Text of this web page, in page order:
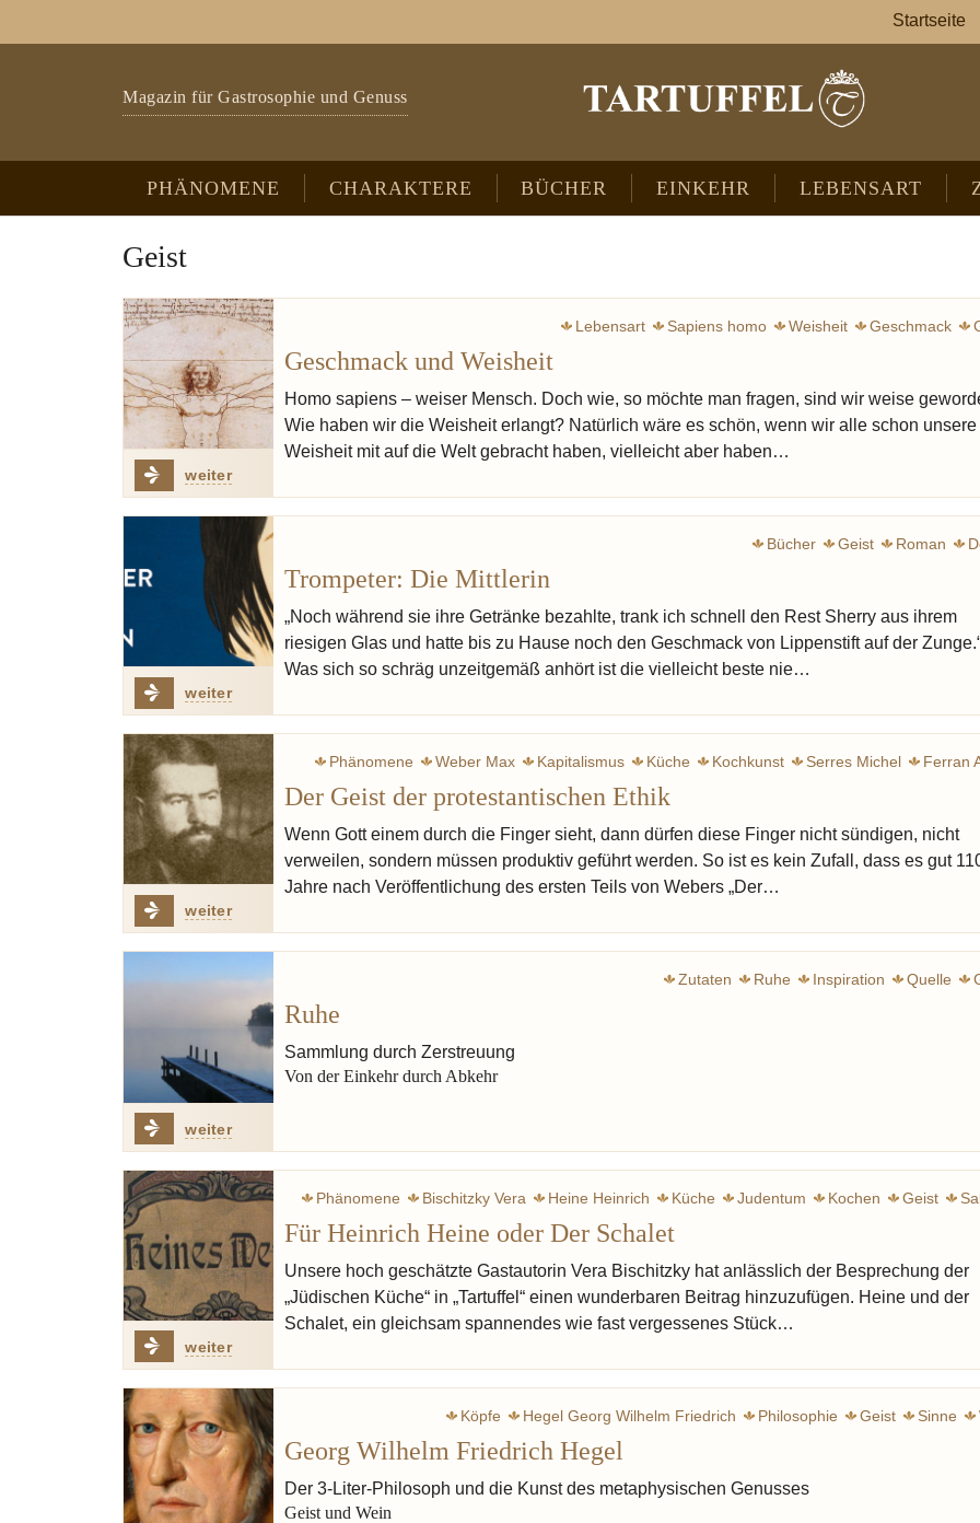
Magazin für Gastrosophie und Genuss
PHÄNOMENE CHARAKTERE BÜCHER EINKEHR LEBENSART
Startseite
Geist
weiter
Lebensart Sapiens homo Weisheit Geschmack
Geschmack und Weisheit
Homo sapiens – weiser Mensch. Doch wie, so möchte man fragen, sind wir weise
Wie haben wir die Weisheit erlangt? Natürlich wäre es schön, wenn wir alle schon unsere
Weisheit mit auf die Welt gebracht haben, vielleicht aber haben…
weiter
Bücher Geist Roman
Trompeter: Die Mittlerin
„Noch während sie ihre Getränke bezahlte, trank ich schnell den Rest Sherry aus ihrem
riesigen Glas und hatte bis zu Hause noch den Geschmack von Lippenstift auf der
Was sich so schräg unzeitgemäß anhört ist die vielleicht beste nie…
weiter
Phänomene Weber Max Kapitalismus Küche Kochkunst Serres Michel
Ferran
Redzepi René
Noma Geist
Der Geist der protestantischen Ethik
Wenn Gott einem durch die Finger sieht, dann dürfen diese Finger nicht sündigen, nicht
verweilen, sondern müssen produktiv geführt werden. So ist es kein Zufall, dass es gut
Jahre nach Veröffentlichung des ersten Teils von Webers „Der…
weiter
Zutaten Ruhe Inspiration Quelle
Ruhe
Sammlung durch Zerstreuung
Von der Einkehr durch Abkehr
weiter
Phänomene Bischitzky Vera Heine Heinrich Küche Judentum Kochen Geist
Schiller Friedrich
Linsen
Für Heinrich Heine oder Der Schalet
Unsere hoch geschätzte Gastautorin Vera Bischitzky hat anlässlich der Besprechung der
„Jüdischen Küche“ in „Tartuffel“ einen wunderbaren Beitrag hinzuzufügen. Heine und der
Schalet, ein gleichsam spannendes wie fast vergessenes Stück…
Köpfe Hegel Georg Wilhelm Friedrich Philosophie Geist Sinne
Rumohr carl friedrich von
Wahrheit
Georg Wilhelm Friedrich Hegel
Der 3-Liter-Philosoph und die Kunst des metaphysischen Genusses
Geist und Wein